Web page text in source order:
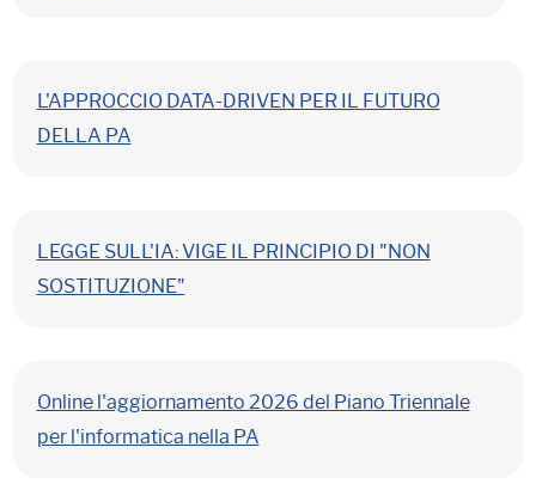
L'APPROCCIO DATA-DRIVEN PER IL FUTURO
DELLA PA
LEGGE SULL'IA: VIGE IL PRINCIPIO DI "NON
SOSTITUZIONE"
Online l'aggiornamento 2026 del Piano Triennale
per l'informatica nella PA